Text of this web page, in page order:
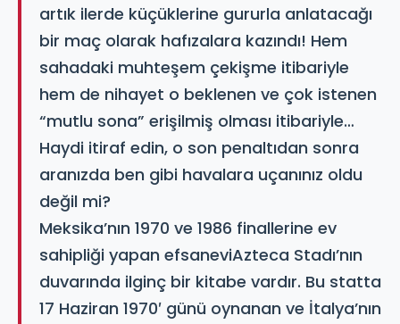
artık ilerde küçüklerine gururla anlatacağı
bir maç olarak hafızalara kazındı! Hem
sahadaki muhteşem çekişme itibariyle
hem de nihayet o beklenen ve çok istenen
“mutlu sona” erişilmiş olması itibariyle…
Haydi itiraf edin, o son penaltıdan sonra
aranızda ben gibi havalara uçanınız oldu
değil mi?
Meksika’nın 1970 ve 1986 finallerine ev
sahipliği yapan efsaneviAzteca Stadı’nın
duvarında ilginç bir kitabe vardır. Bu statta
17 Haziran 1970′ günü oynanan ve İtalya’nın